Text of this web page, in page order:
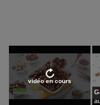
vidéo en cours